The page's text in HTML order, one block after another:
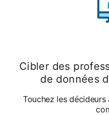
Cibler des
de données
Touchez les